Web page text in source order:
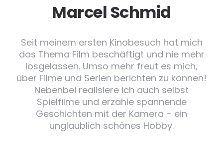
Marcel Schmid
Seit meinem ersten Kinobesuch hat mich
das Thema Film beschäftigt und nie mehr
losgelassen. Umso mehr freut es mich,
über Filme und Serien berichten zu können!
Nebenbei realisiere ich auch selbst
Spielfilme und erzähle spannende
Geschichten mit der Kamera – ein
unglaublich schönes Hobby.